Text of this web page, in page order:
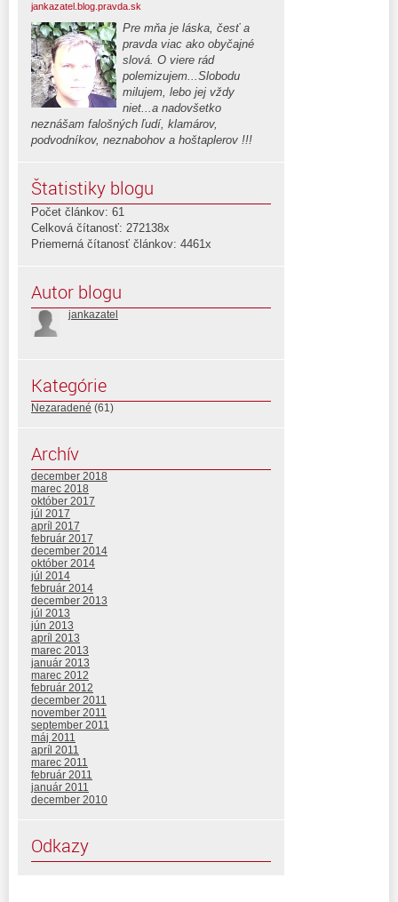
jankazatel.blog.pravda.sk
Pre mňa je láska, česť a
pravda viac ako obyčajné
slová. O viere rád
polemizujem...Slobodu
milujem, lebo jej vždy
niet...a nadovšetko
neznášam falošných ľudí, klamárov,
podvodníkov, neznabohov a hoštaplerov !!!
Štatistiky blogu
Počet článkov: 61
Celková čítanosť: 272138x
Priemerná čítanosť článkov: 4461x
Autor blogu
jankazatel
Kategórie
Nezaradené (61)
Archív
december 2018
marec 2018
október 2017
júl 2017
apríl 2017
február 2017
december 2014
október 2014
júl 2014
február 2014
december 2013
júl 2013
jún 2013
apríl 2013
marec 2013
január 2013
marec 2012
február 2012
december 2011
november 2011
september 2011
máj 2011
apríl 2011
marec 2011
február 2011
január 2011
december 2010
Odkazy